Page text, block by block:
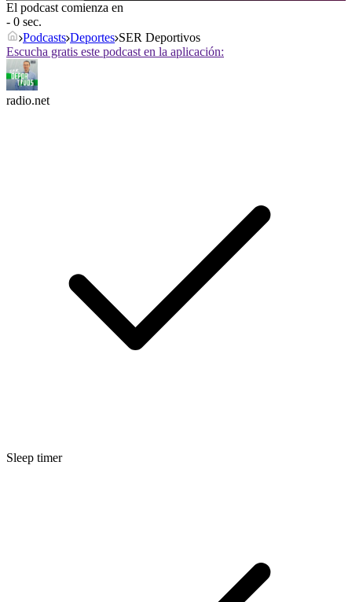
El podcast comienza en
- 0 sec.
Podcasts Deportes SER Deportivos
Escucha gratis este podcast en la aplicación:
radio.net
Sleep timer